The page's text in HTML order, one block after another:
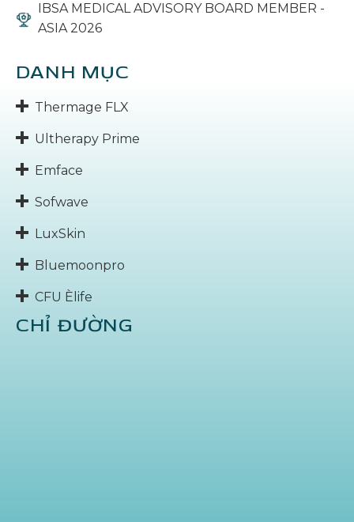
IBSA MEDICAL ADVISORY BOARD MEMBER -
ASIA 2026
DANH MỤC
Thermage FLX
Ultherapy Prime
Emface
Sofwave
LuxSkin
Bluemoonpro
CFU Èlife
CHỈ ĐƯỜNG